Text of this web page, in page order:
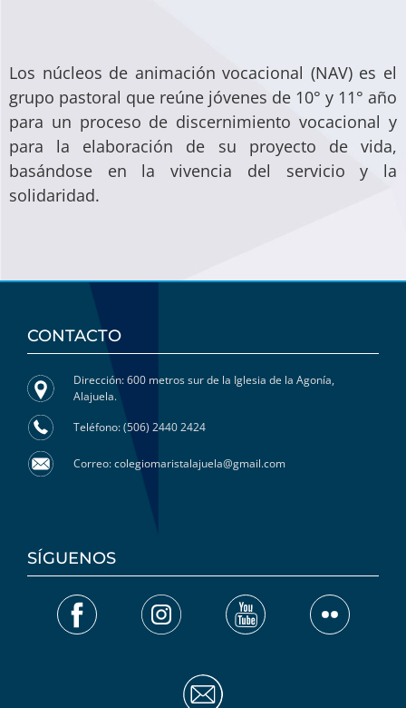
Los núcleos de animación vocacional (NAV) es el
grupo pastoral que reúne jóvenes de 10° y 11° año
para un proceso de discernimiento vocacional y
para la elaboración de su proyecto de vida,
basándose en la vivencia del servicio y la
solidaridad.
CONTACTO
Dirección: 600 metros sur de la Iglesia de la Agonía,
Alajuela.
Teléfono: (506) 2440 2424
Correo: colegiomaristalajuela@gmail.com
SÍGUENOS